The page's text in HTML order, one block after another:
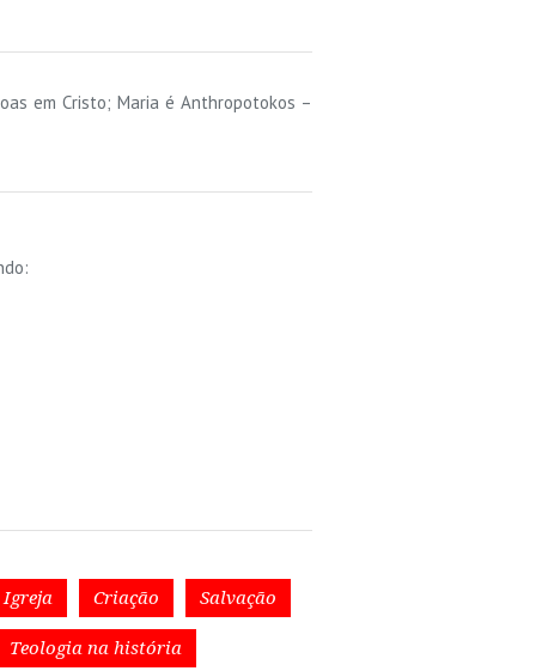
em Cristo; Maria é Anthropotokos –
Igreja Criação Salvação
Teologia na história